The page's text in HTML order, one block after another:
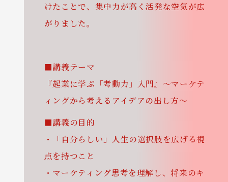
けたことで、集中力が高く活発な空気が広
がりました。
■講義テーマ
『起業に学ぶ「考動力」入門』〜マーケテ
ィングから考えるアイデアの出し方〜
■講義の目的
・「自分らしい」人生の選択肢を広げる視
点を持つこと
・マーケティング思考を理解し、将来のキ